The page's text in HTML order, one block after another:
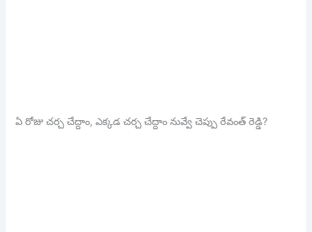
ఏ రోజు చర్చ చేద్దాం, ఎక్కడ చర్చ చేద్దాం నువ్వే చెప్పు రేవంత్ రెడ్డి?